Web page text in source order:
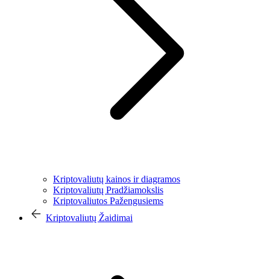
Kriptovaliutų kainos ir diagramos
Kriptovaliutų Pradžiamokslis
Kriptovaliutos Pažengusiems
Kriptovaliutų Žaidimai